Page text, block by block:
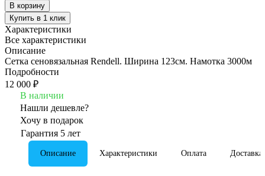
В корзину
Купить в 1 клик
Характеристики
Все характеристики
Описание
Сетка сеновязальная Rendell. Ширина 123см. Намотка 3000м
Подробности
12 000 ₽
В наличии
Нашли дешевле?
Хочу в подарок
Гарантия 5 лет
Описание Характеристики Оплата Доставка